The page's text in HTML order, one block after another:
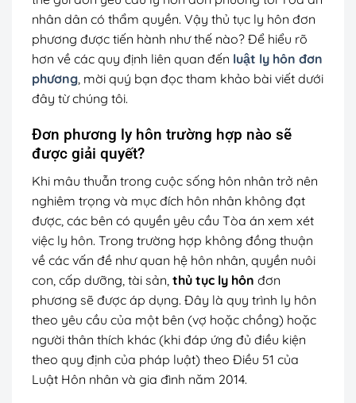
nhân dân có thẩm quyền. Vậy thủ tục ly hôn đơn
phương được tiến hành như thế nào? Để hiểu rõ
hơn về các quy định liên quan đến luật ly hôn đơn
phương, mời quý bạn đọc tham khảo bài viết dưới
đây từ chúng tôi.
Đơn phương ly hôn trường hợp nào sẽ
được giải quyết?
Khi mâu thuẫn trong cuộc sống hôn nhân trở nên
nghiêm trọng và mục đích hôn nhân không đạt
được, các bên có quyền yêu cầu Tòa án xem xét
việc ly hôn. Trong trường hợp không đồng thuận
về các vấn đề như quan hệ hôn nhân, quyền nuôi
con, cấp dưỡng, tài sản, thủ tục ly hôn đơn
phương sẽ được áp dụng. Đây là quy trình ly hôn
theo yêu cầu của một bên (vợ hoặc chồng) hoặc
người thân thích khác (khi đáp ứng đủ điều kiện
theo quy định của pháp luật) theo Điều 51 của
Luật Hôn nhân và gia đình năm 2014.